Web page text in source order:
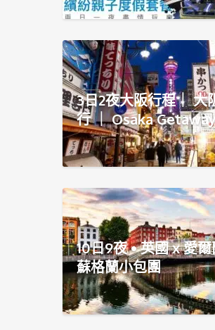
3日2夜大阪行程｜ 大
行 ｜ Osaka Getaway
10日9夜 • 英國 x 愛
蘇格蘭小包團